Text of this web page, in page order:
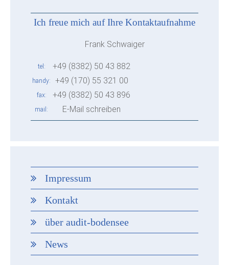
Ich freue mich auf Ihre Kontaktaufnahme
Frank Schwaiger
tel +49 (8382) 50 43 882
handy +49 (170) 55 321 00
fax +49 (8382) 50 43 896
mail E-Mail schreiben
Impressum
Kontakt
über audit-bodensee
News